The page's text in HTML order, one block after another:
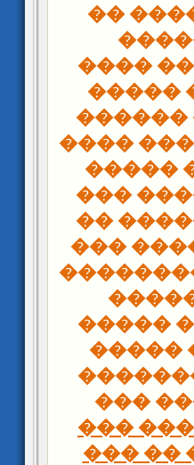
���
�� ���
����
����
����
�����
������
��
������
�����
���
������
�����.